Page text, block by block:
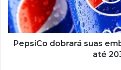
até
2030
PepsiCo dobrará suas
até